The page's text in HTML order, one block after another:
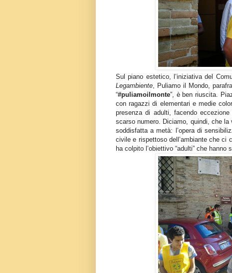
Sul piano estetico, l’iniziativa del
Legambiente , Puliamo il Mondo,
“#puliamoilmonte”, è ben riuscita.
con ragazzi di elementari e medie
presenza di adulti, facendo
scarso numero. Diciamo, quindi, che la
soddisfatta a metà: l’opera di
civile e rispettoso dell’ambiante che ci
ha colpito l’obiettivo “adulti” che